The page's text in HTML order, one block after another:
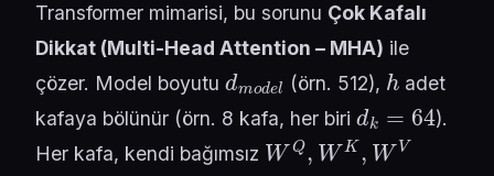
Transformer mimarisi, bu sorunu Çok Kafalı
Dikkat (Multi-Head Attention – MHA) ile
çözer. Model boyutu
d e
(örn. 512),
h
adet
kafaya bölünür (örn. 8 kafa, her biri
d 64
).
Her kafa, kendi bağımsız
WQ, WK,WV